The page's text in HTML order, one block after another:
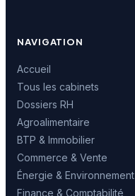
NAVIGATION
Accueil
Tous les cabinets
Dossiers RH
Agroalimentaire
BTP & Immobilier
Commerce & Vente
Énergie & Environnement
Finance & Comptabilité